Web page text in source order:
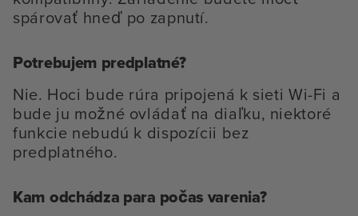
spárovať hneď po zapnutí.
Potrebujem predplatné?
Nie. Hoci bude rúra pripojená k sieti Wi-Fi a
bude ju možné ovládať na diaľku, niektoré
funkcie nebudú k dispozícii bez
predplatného.
Kam odchádza para počas varenia?